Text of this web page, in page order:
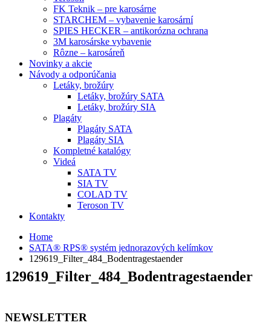
FK Teknik – pre karosárne
STARCHEM – vybavenie karosární
SPIES HECKER – antikorózna ochrana
3M karosárske vybavenie
Rôzne – karosáreň
Novinky a akcie
Návody a odporúčania
Letáky, brožúry
Letáky, brožúry SATA
Letáky, brožúry SIA
Plagáty
Plagáty SATA
Plagáty SIA
Kompletné katalógy
Videá
SATA TV
SIA TV
COLAD TV
Teroson TV
Kontakty
Home
SATA® RPS® systém jednorazových kelímkov
129619_Filter_484_Bodentragestaender
129619_Filter_484_Bodentragestaender
NEWSLETTER